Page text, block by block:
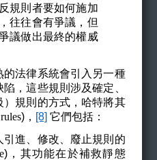
規則者要如何施加
往往會有爭議，但
議做出最終的權威
法律系統會引入另一種
，這些規則涉及確定、
規則的方式，哈特將其
) ， [8] 它們包括：
進、修改、廢止規則的
) ，其功能在於補救靜態